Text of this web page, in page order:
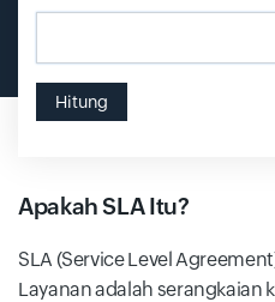
Hitung
Apakah SLA Itu?
SLA (Service Level
Layanan adalah serangkaian